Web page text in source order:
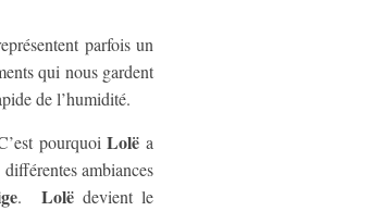
parfois un
qui nous gardent
de l’humidité.
pourquoiLolë a
ambiances
. Lolëdevient le